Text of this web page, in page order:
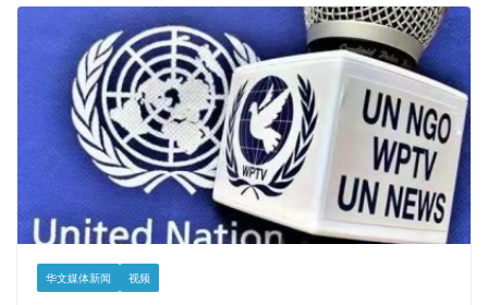
华文媒体新闻 视频